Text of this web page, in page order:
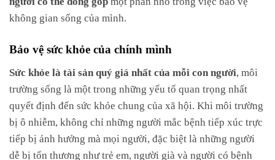
không gian sống của mình.
Bảo vệ sức khỏe của chính mình
Sức khỏe là tài sản quý giá nhất của mỗi con người , môi
trường sống là một trong những yếu tố quan trọng nhất
quyết định đến sức khỏe chung của xã hội. Khi môi trường
bị ô nhiễm, không chỉ những người mắc bệnh tiếp xúc trực
tiếp bị ảnh hưởng mà mọi người, đặc biệt là những người
dễ bị tổn thương như trẻ em, người già và người có bệnh